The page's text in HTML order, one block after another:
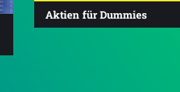
Aktien für Dummies